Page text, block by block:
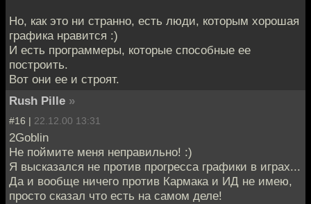
Но, как это ни странно, есть люди, которым хорошая
графика нравится :)
И есть программеры, которые способные ее
построить.
Вот они ее и строят.
Rush Pille »
#16 | 22.12.00 13:31
2Goblin
Не поймите меня неправильно! :)
Я высказался не против прогресса графики в играх...
Да и вообще ничего против Кармака и ИД не имею,
просто сказал что есть на самом деле!